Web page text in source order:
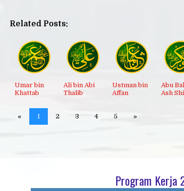
Related Posts:
Umar bin
Khattab
Ali bin Abi
Thalib
Ustman bin
Affan
Abu
Ash
« 1 2 3 4 5 »
Program Kerja